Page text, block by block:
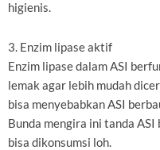
higienis.
3. Enzim lipase aktif
Enzim lipase dalam ASI
lemak agar lebih mudah
bisa menyebabkan ASI
Bunda mengira ini tanda
bisa dikonsumsi loh.